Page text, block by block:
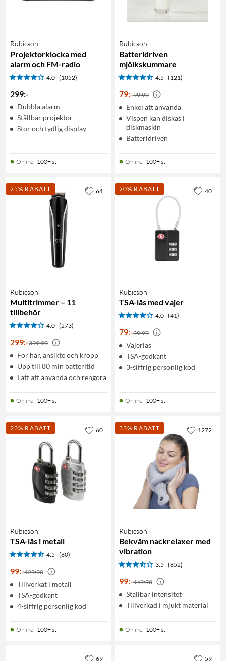
Rubicson
Projektorklocka med
alarm och FM-radio
4.0 (1052)
299:-
Dubbla alarm
Ställbar projektor
Stor och tydlig display
Online: 100+ st
Rubicson
Batteridriven
mjölkskummare
4.5 (121)
79:-99:90
Enkel att använda
Vispen kan diskas i
diskmaskin
Batteridriven
Online: 100+ st
25% RABATT
Rubicson
Multitrimmer – 11
tillbehör
4.0 (273)
299:-399:90
För hår, ansikte och kropp
Upp till 80 min batteritid
Lätt att använda och rengöra
Online: 100+ st
64 20% RABATT
Rubicson
TSA-lås med vajer
4.0 (41)
79:-99:90
Vajerlås
TSA-godkänt
3-siffrig personlig kod
Online: 100+ st
40
23% RABATT
Rubicson
TSA-lås i metall
4.5 (60)
99:-129:90
Tillverkat i metall
TSA-godkänt
4-siffrig personlig kod
Online: 100+ st
60 33% RABATT
Rubicson
Bekväm nackrelaxer med
vibration
3.5 (852)
99:-149:90
Ställbar intensitet
Tillverkad i mjukt material
Online: 100+ st
1272
69 59